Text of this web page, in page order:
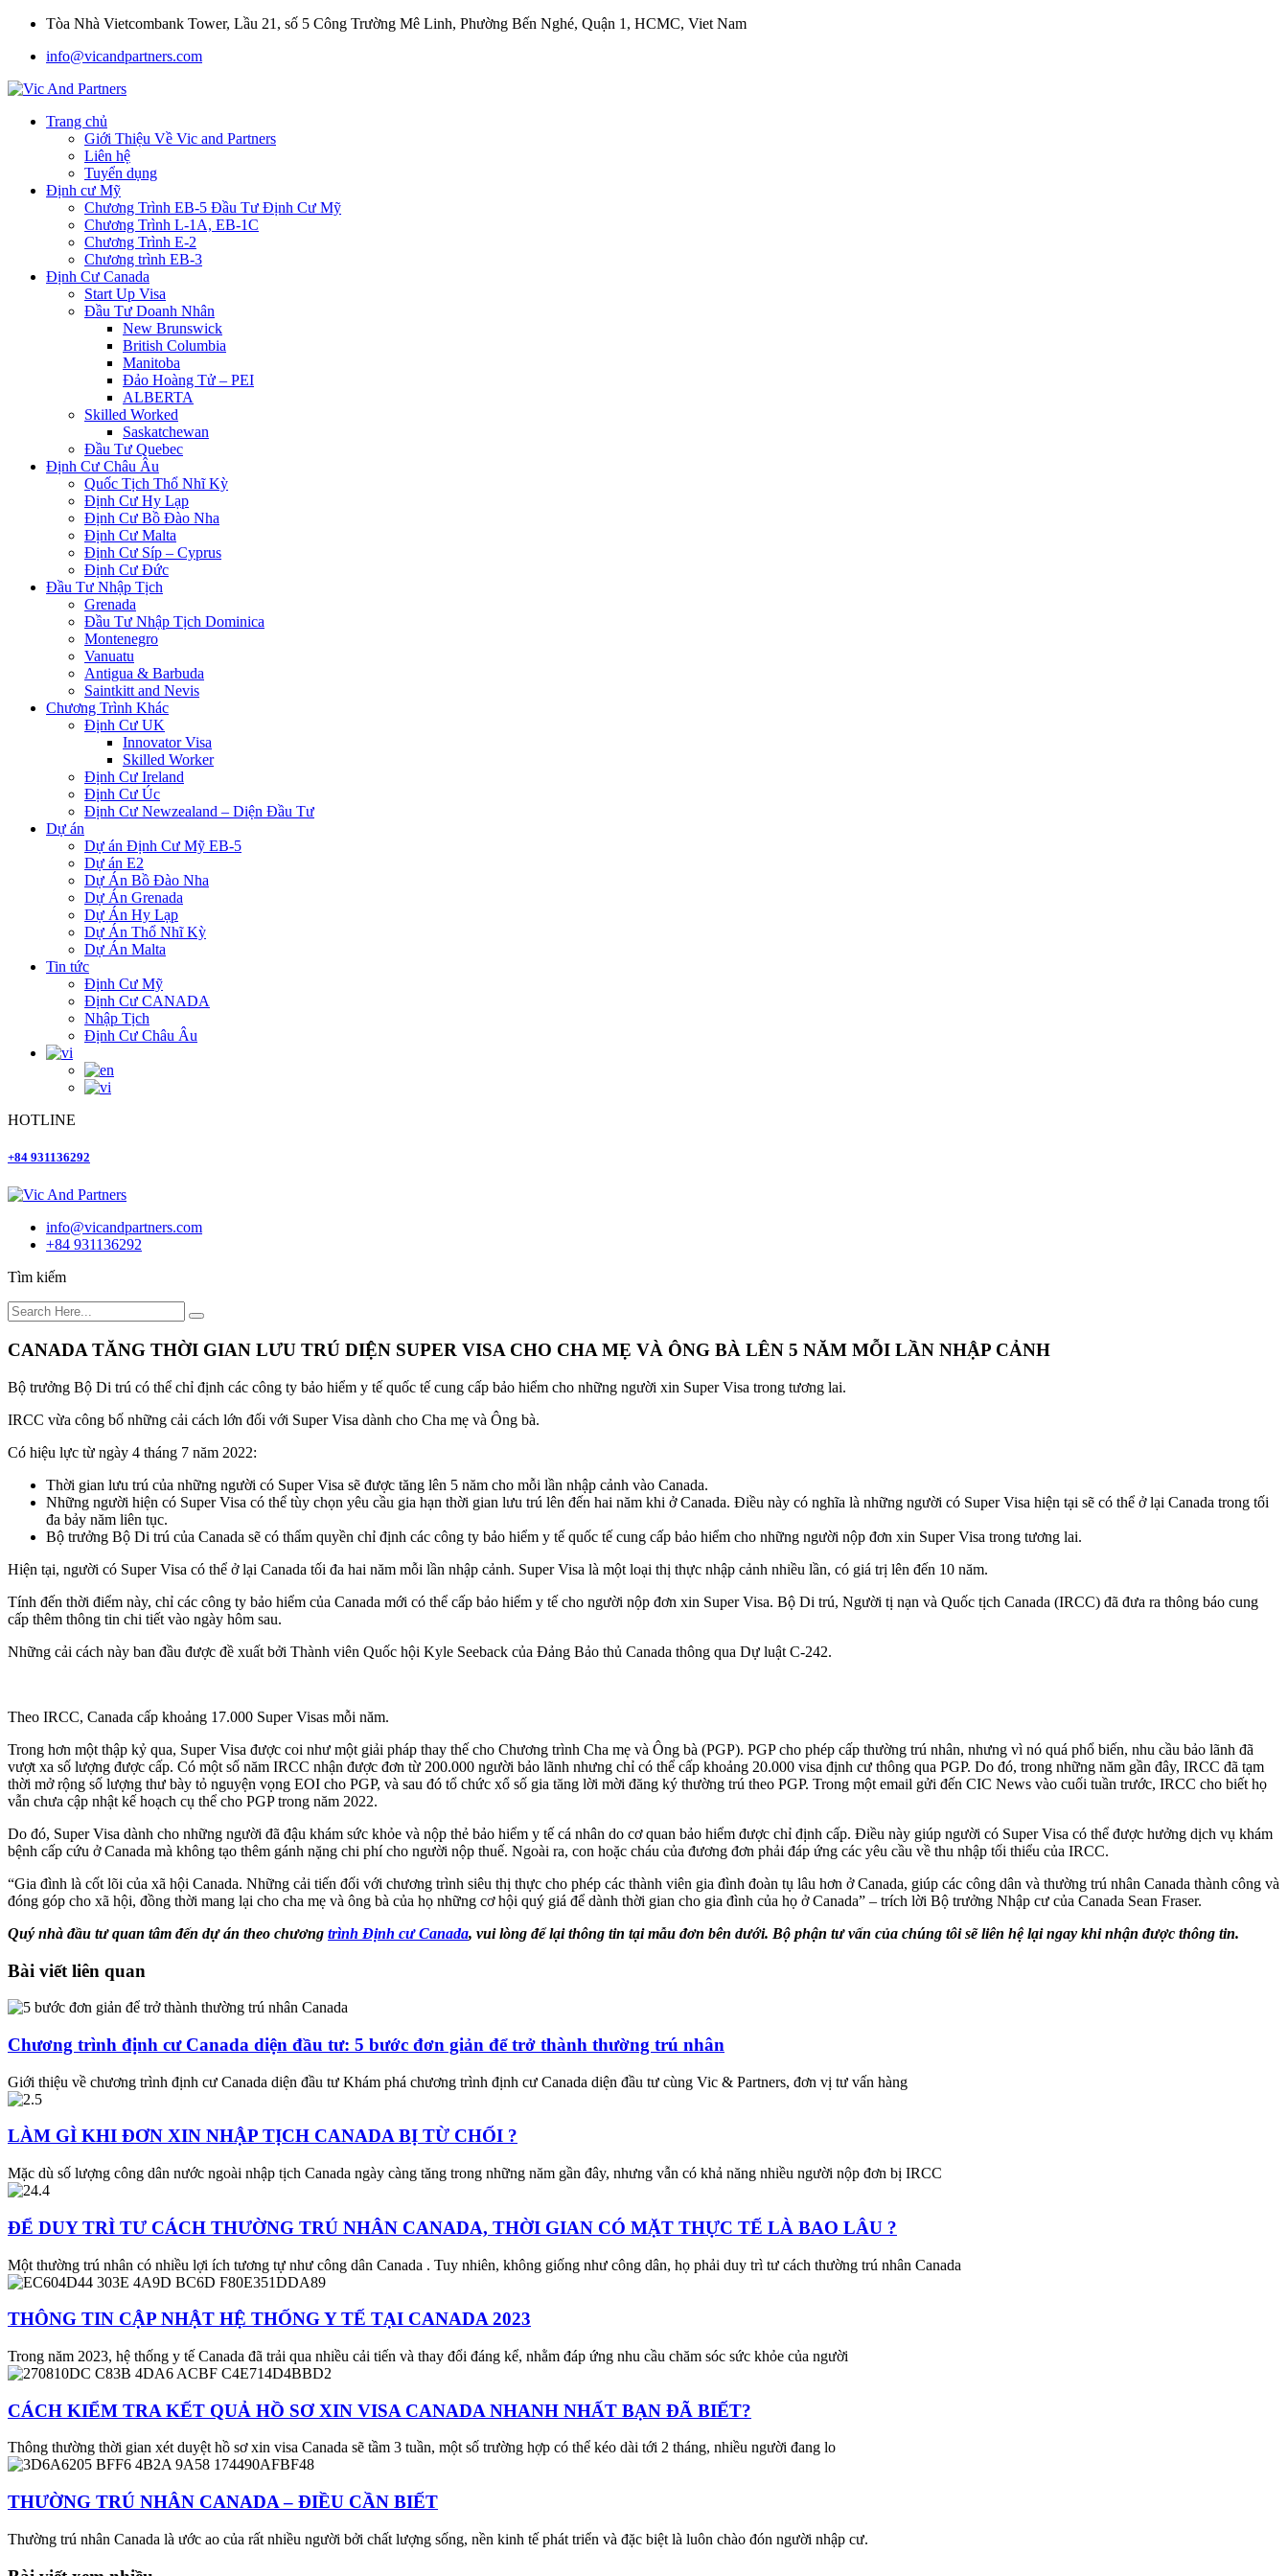
Tòa Nhà Vietcombank Tower, Lầu 21, số 5 Công Trường Mê Linh, Phường Bến Nghé, Quận 1, HCMC, Viet Nam
info@vicandpartners.com
Trang chủ
Giới Thiệu Về Vic and Partners
Liên hệ
Tuyển dụng
Định cư Mỹ
Chương Trình EB-5 Đầu Tư Định Cư Mỹ
Chương Trình L-1A, EB-1C
Chương Trình E-2
Chương trình EB-3
Định Cư Canada
Start Up Visa
Đầu Tư Doanh Nhân
New Brunswick
British Columbia
Manitoba
Đảo Hoàng Tử – PEI
ALBERTA
Skilled Worked
Saskatchewan
Đầu Tư Quebec
Định Cư Châu Âu
Quốc Tịch Thổ Nhĩ Kỳ
Định Cư Hy Lạp
Định Cư Bồ Đào Nha
Định Cư Malta
Định Cư Síp – Cyprus
Định Cư Đức
Đầu Tư Nhập Tịch
Grenada
Đầu Tư Nhập Tịch Dominica
Montenegro
Vanuatu
Antigua & Barbuda
Saintkitt and Nevis
Chương Trình Khác
Định Cư UK
Innovator Visa
Skilled Worker
Định Cư Ireland
Định Cư Úc
Định Cư Newzealand – Diện Đầu Tư
Dự án
Dự án Định Cư Mỹ EB-5
Dự án E2
Dự Án Bồ Đào Nha
Dự Án Grenada
Dự Án Hy Lạp
Dự Án Thổ Nhĩ Kỳ
Dự Án Malta
Tin tức
Định Cư Mỹ
Định Cư CANADA
Nhập Tịch
Định Cư Châu Âu
HOTLINE
+84 931136292
info@vicandpartners.com
+84 931136292
Tìm kiếm
CANADA TĂNG THỜI GIAN LƯU TRÚ DIỆN SUPER VISA CHO CHA MẸ VÀ ÔNG BÀ LÊN 5 NĂM MỖI LẦN NHẬP CẢNH
Bộ trưởng Bộ Di trú có thể chỉ định các công ty bảo hiểm y tế quốc tế cung cấp bảo hiểm cho những người xin Super Visa trong tương lai.
IRCC vừa công bố những cải cách lớn đối với Super Visa dành cho Cha mẹ và Ông bà.
Có hiệu lực từ ngày 4 tháng 7 năm 2022:
Thời gian lưu trú của những người có Super Visa sẽ được tăng lên 5 năm cho mỗi lần nhập cảnh vào Canada.
Những người hiện có Super Visa có thể tùy chọn yêu cầu gia hạn thời gian lưu trú lên đến hai năm khi ở Canada. Điều này có nghĩa là những người có Super Visa hiện tại sẽ có thể ở lại Canada trong tối
đa bảy năm liên tục.
Bộ trưởng Bộ Di trú của Canada sẽ có thẩm quyền chỉ định các công ty bảo hiểm y tế quốc tế cung cấp bảo hiểm cho những người nộp đơn xin Super Visa trong tương lai.
Hiện tại, người có Super Visa có thể ở lại Canada tối đa hai năm mỗi lần nhập cảnh. Super Visa là một loại thị thực nhập cảnh nhiều lần, có giá trị lên đến 10 năm.
Tính đến thời điểm này, chỉ các công ty bảo hiểm của Canada mới có thể cấp bảo hiểm y tế cho người nộp đơn xin Super Visa. Bộ Di trú, Người tị nạn và Quốc tịch Canada (IRCC) đã đưa ra thông báo cung
cấp thêm thông tin chi tiết vào ngày hôm sau.
Những cải cách này ban đầu được đề xuất bởi Thành viên Quốc hội Kyle Seeback của Đảng Bảo thủ Canada thông qua Dự luật C-242.
Theo IRCC, Canada cấp khoảng 17.000 Super Visas mỗi năm.
Trong hơn một thập kỷ qua, Super Visa được coi như một giải pháp thay thế cho Chương trình Cha mẹ và Ông bà (PGP). PGP cho phép cấp thường trú nhân, nhưng vì nó quá phổ biến, nhu cầu bảo lãnh đã
vượt xa số lượng được cấp. Có một số năm IRCC nhận được đơn từ 200.000 người bảo lãnh nhưng chỉ có thể cấp khoảng 20.000 visa định cư thông qua PGP. Do đó, trong những năm gần đây, IRCC đã tạm
thời mở rộng số lượng thư bày tỏ nguyện vọng EOI cho PGP, và sau đó tổ chức xổ số gia tăng lời mời đăng ký thường trú theo PGP. Trong một email gửi đến CIC News vào cuối tuần trước, IRCC cho biết họ
vẫn chưa cập nhật kế hoạch cụ thể cho PGP trong năm 2022.
Do đó, Super Visa dành cho những người đã đậu khám sức khỏe và nộp thẻ bảo hiểm y tế cá nhân do cơ quan bảo hiểm được chỉ định cấp. Điều này giúp người có Super Visa có thể được hưởng dịch vụ khám
bệnh cấp cứu ở Canada mà không tạo thêm gánh nặng chi phí cho người nộp thuế. Ngoài ra, con hoặc cháu của đương đơn phải đáp ứng các yêu cầu về thu nhập tối thiểu của IRCC.
“Gia đình là cốt lõi của xã hội Canada. Những cải tiến đối với chương trình siêu thị thực cho phép các thành viên gia đình đoàn tụ lâu hơn ở Canada, giúp các công dân và thường trú nhân Canada thành công và
đóng góp cho xã hội, đồng thời mang lại cho cha mẹ và ông bà của họ những cơ hội quý giá để dành thời gian cho gia đình của họ ở Canada” – trích lời Bộ trưởng Nhập cư của Canada Sean Fraser.
Quý nhà đầu tư quan tâm đến dự án theo chương trình Định cư Canada, vui lòng để lại thông tin tại mẫu đơn bên dưới. Bộ phận tư vấn của chúng tôi sẽ liên hệ lại ngay khi nhận được thông tin.
Bài viết liên quan
Chương trình định cư Canada diện đầu tư: 5 bước đơn giản để trở thành thường trú nhân
Giới thiệu về chương trình định cư Canada diện đầu tư Khám phá chương trình định cư Canada diện đầu tư cùng Vic & Partners, đơn vị tư vấn hàng
LÀM GÌ KHI ĐƠN XIN NHẬP TỊCH CANADA BỊ TỪ CHỐI ?
Mặc dù số lượng công dân nước ngoài nhập tịch Canada ngày càng tăng trong những năm gần đây, nhưng vẫn có khả năng nhiều người nộp đơn bị IRCC
ĐỂ DUY TRÌ TƯ CÁCH THƯỜNG TRÚ NHÂN CANADA, THỜI GIAN CÓ MẶT THỰC TẾ LÀ BAO LÂU ?
Một thường trú nhân có nhiều lợi ích tương tự như công dân Canada . Tuy nhiên, không giống như công dân, họ phải duy trì tư cách thường trú nhân Canada
THÔNG TIN CẬP NHẬT HỆ THỐNG Y TẾ TẠI CANADA 2023
Trong năm 2023, hệ thống y tế Canada đã trải qua nhiều cải tiến và thay đổi đáng kể, nhằm đáp ứng nhu cầu chăm sóc sức khỏe của người
CÁCH KIỂM TRA KẾT QUẢ HỒ SƠ XIN VISA CANADA NHANH NHẤT BẠN ĐÃ BIẾT?
Thông thường thời gian xét duyệt hồ sơ xin visa Canada sẽ tầm 3 tuần, một số trường hợp có thể kéo dài tới 2 tháng, nhiều người đang lo
THƯỜNG TRÚ NHÂN CANADA – ĐIỀU CẦN BIẾT
Thường trú nhân Canada là ước ao của rất nhiều người bởi chất lượng sống, nền kinh tế phát triển và đặc biệt là luôn chào đón người nhập cư.